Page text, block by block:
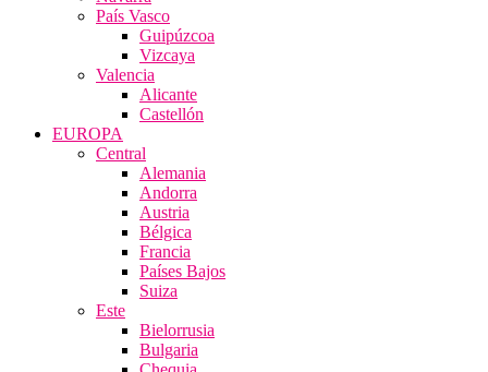
País Vasco
Guipúzcoa
Vizcaya
Valencia
Alicante
Castellón
EUROPA
Central
Alemania
Andorra
Austria
Bélgica
Francia
Países Bajos
Suiza
Este
Bielorrusia
Bulgaria